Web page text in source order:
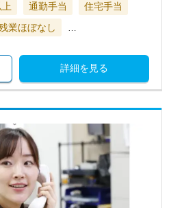
通勤手当
住宅手当
業ほぼなし …
詳細を見る